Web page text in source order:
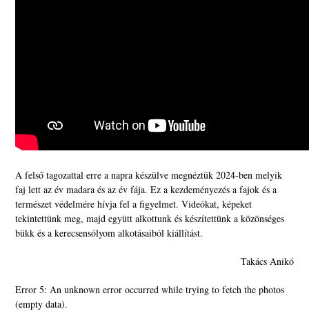
A felső tagozattal erre a napra készülve megnéztük 2024-ben melyik
faj lett az év madara és az év fája. Ez a kezdeményezés a fajok és a
természet védelmére hívja fel a figyelmet. Videókat, képeket
tekintettünk meg, majd együtt alkottunk és készítettünk a közönséges
bükk és a kerecsensólyom alkotásaiból kiállítást.
Takács Anikó
Error 5: An unknown error occurred while trying to fetch the photos
(empty data).